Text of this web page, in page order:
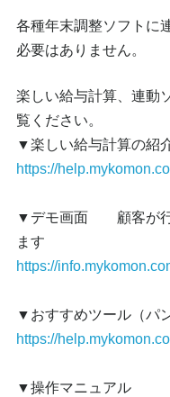
各種年末調整ソフトに
必要はありません。
楽しい給与計算、連動
覧ください。
▼楽しい給与計算の紹
https://
▼デモ画面 顧客が行
ます
https://
▼おすすめツール（パ
https://
▼操作マニュアル